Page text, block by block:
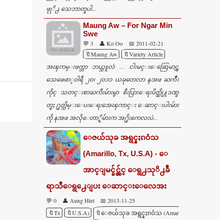
ဖုုိ႕ သေဘာတူပါ...
Maung Aw – For Ngar Min
Swe
💬 3 👤 Ko Oo
📅 2011-02-21
🔖Maung Aw
🔖Variety Article
အၾကမ္းဖက္တာ ဘယ္သူလဲ … ငါးမင္းေဆြေမာင္ၾ
သေဖေဖာ္ဝါရီ ၂၀၊ ၂၀၁၁ ယခုတေလာ နအဖ ႀကိဳး
ကိုင္ သတင္းစာႀကီးမ်ားမွာ စီးပြားေရးပိတ္ဆို႔ဒဏ္ခ
တ္မႈ ႐ုတ္သိမ္းေပးေရးအေၾကာင္း ေဆာင္းပါးမ်ား
ကို နအဖ အလိုေတာ္ရိမ်ားက အ႐ိုးကေလးပဲ...
ေဇယ်သုခ အရွင္နႏၵဝံသ
(Amarillo, Tx, U.S.A) - ေ
အာင္ျမင္ခ်င္လွ်င္ ေရွ႕သုိ႕ခ်ီ
ရာသီေရွ႕ေျပး ေဆာင္းေလေအး
💬 0 👤 Aung Htet
📅 2013-11-25
🔖Tx
🔖U.S.A)
🔖ေဇယ်သုခ အရွင္နႏၵဝံသ (Amarillo